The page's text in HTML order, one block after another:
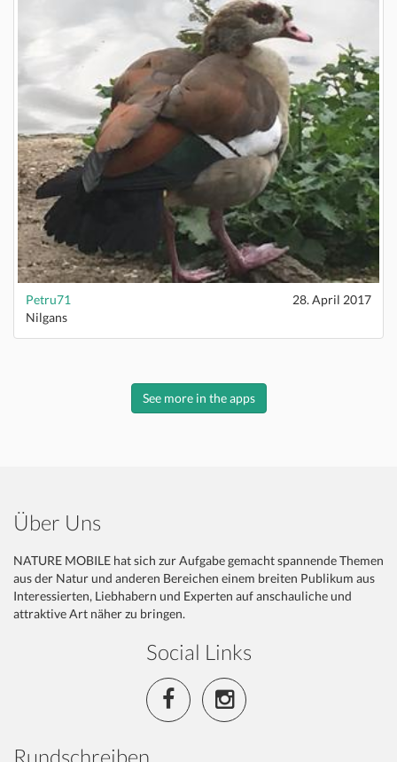
Petru71
28. April 2017
Nilgans
See more in the apps
Über Uns
NATURE MOBILE hat sich zur Aufgabe gemacht spannende Themen
aus der Natur und anderen Bereichen einem breiten Publikum aus
Interessierten, Liebhabern und Experten auf anschauliche und
attraktive Art näher zu bringen.
Social Links
Rundschreiben